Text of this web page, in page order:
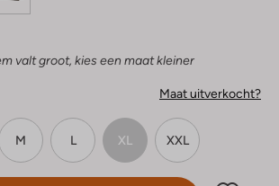
valt groot, kies een maat kleiner
Maat uitverkocht?
M L XL XXL